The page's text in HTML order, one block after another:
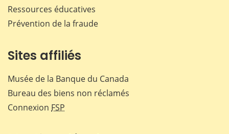
Ressources éducatives
Prévention de la fraude
Sites affiliés
Musée de la Banque du Canada
Bureau des biens non réclamés
Connexion FSP